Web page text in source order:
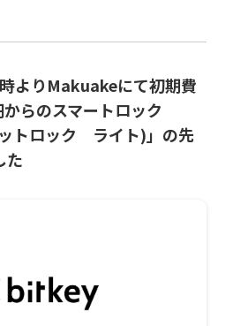
よりMakuakeにて初期費
らのスマートロック
トロック ライト)」の先
た